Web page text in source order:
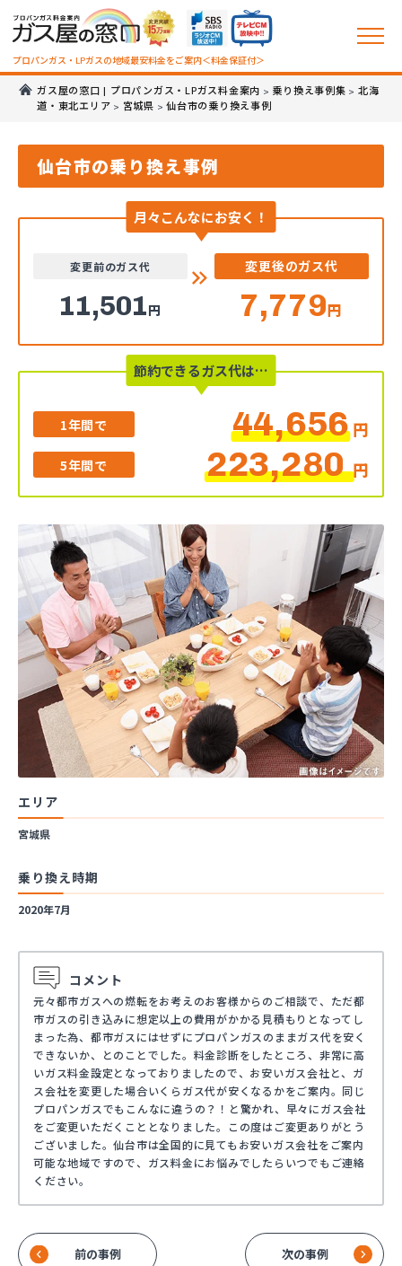
プロパンガス・LPガスの地域最安料金をご案内＜料金保証付＞
ガス屋の窓口 | プロパンガス・LPガス料金案内 > 乗り換え事例集 > 北海
道・東北エリア > 宮城県 > 仙台市の乗り換え事例
仙台市の乗り換え事例
月々こんなにお安く！
変更前のガス代
11,501円
変更後のガス代
7,779円
節約できるガス代は…
1年間で 44,656円
5年間で 223,280円
エリア
宮城県
乗り換え時期
2020年7月
コメント
元々都市ガスへの燃転をお考えのお客様からのご相談で、ただ都
市ガスの引き込みに想定以上の費用がかかる見積もりとなってし
まった為、都市ガスにはせずにプロパンガスのままガス代を安く
できないか、とのことでした。料金診断をしたところ、非常に高
いガス料金設定となっておりましたので、お安いガス会社と、ガ
ス会社を変更した場合いくらガス代が安くなるかをご案内。同じ
プロパンガスでもこんなに違うの？！と驚かれ、早々にガス会社
をご変更いただくこととなりました。この度はご変更ありがとう
ございました。仙台市は全国的に見てもお安いガス会社をご案内
可能な地域ですので、ガス料金にお悩みでしたらいつでもご連絡
ください。
前の事例 次の事例